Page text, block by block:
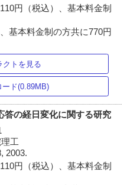
円（税込）、基本料金制
基本料金制の方共に770円
クトを見る
ド(0.89MB)
答の経日変化に関する研究
工
2003.
円（税込）、基本料金制